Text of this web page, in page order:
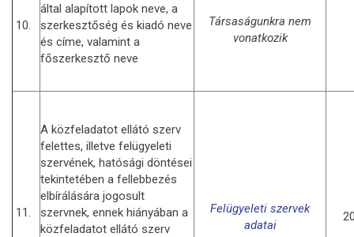
10.
által alapított lapok neve, a
szerkesztőség és kiadó neve
és címe, valamint a
főszerkesztő neve
Társaságunkra nem
vonatkozik
11.
A közfeladatot ellátó szerv
felettes, illetve felügyeleti
szervének, hatósági döntései
tekintetében a fellebbezés
elbírálására jogosult
szervnek, ennek hiányában a
közfeladatot ellátó szerv
Felügyeleti szervek
adatai